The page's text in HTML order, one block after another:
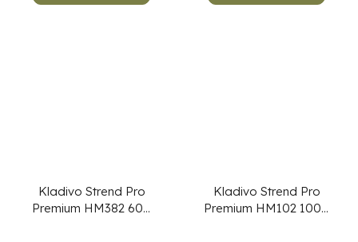
Kladivo Strend Pro
Premium HM382 600
Kladivo Strend Pro
Premium HM102 1000